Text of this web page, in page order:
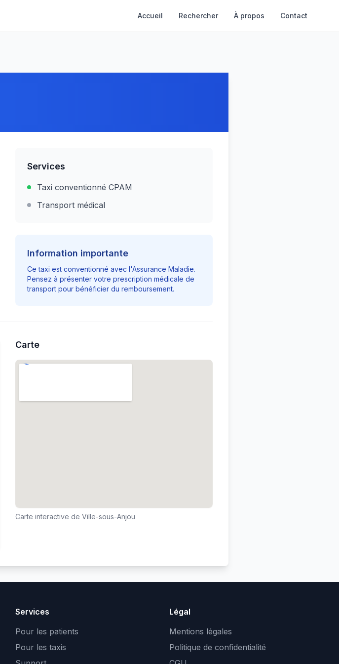
Accueil Rechercher À propos Contact
Services
Taxi conventionné CPAM
Transport médical
Information importante
Ce taxi est conventionné avec l'Assurance Maladie.
Pensez à présenter votre prescription médicale de
transport pour bénéficier du remboursement.
Carte
Carte interactive de Ville-sous-Anjou
Services
Pour les patients
Pour les taxis
Légal
Mentions légales
Politique de confidentialité